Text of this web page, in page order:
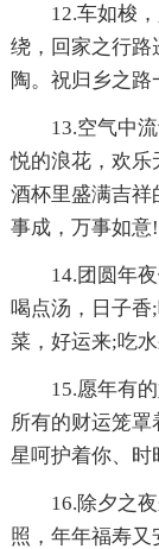
12.车如梭
绕，回家之行路
陶。祝归乡之路
13.空气中
悦的浪花，欢乐
酒杯里盛满吉祥
事成，万事如
14.团圆年
喝点汤，日子
菜，好运来;吃
15.愿年有
所有的财运笼
星呵护着你、时
16.除夕之
照，年年福寿